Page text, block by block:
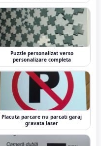
Puzzle personalizat verso
personalizare completa
Placuta parcare nu parcati garaj
gravata laser